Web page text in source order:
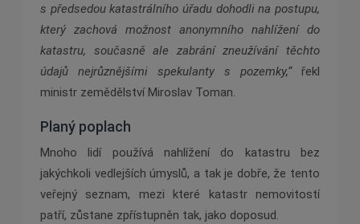
s předsedou katastrálního úřadu dohodli na postupu,
který zachová možnost anonymního nahlížení do
katastru, současně ale zabrání zneužívání těchto
údajů nejrůznějšími spekulanty s pozemky,“ řekl
ministr zemědělství Miroslav Toman.
Planý poplach
Mnoho lidí používá nahlížení do katastru bez
jakýchkoli vedlejších úmyslů, a tak je dobře, že tento
veřejný seznam, mezi které katastr nemovitostí
patří, zůstane zpřístupněn tak, jako doposud.